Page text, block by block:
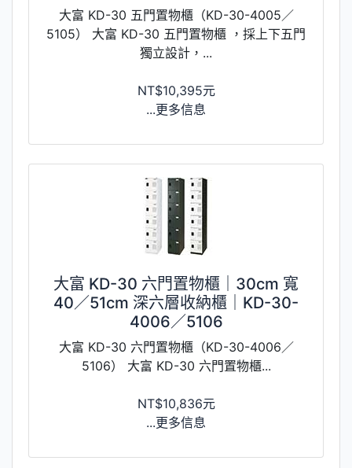
大富 KD-30 五門置物櫃（KD-30-4005／
5105） 大富 KD-30 五門置物櫃 ，採上下五門
獨立設計，...
NT$10,395元
...更多信息
大富 KD-30 六門置物櫃｜30cm 寬
40／51cm 深六層收納櫃｜KD-30-
4006／5106
大富 KD-30 六門置物櫃（KD-30-4006／
5106） 大富 KD-30 六門置物櫃...
NT$10,836元
...更多信息